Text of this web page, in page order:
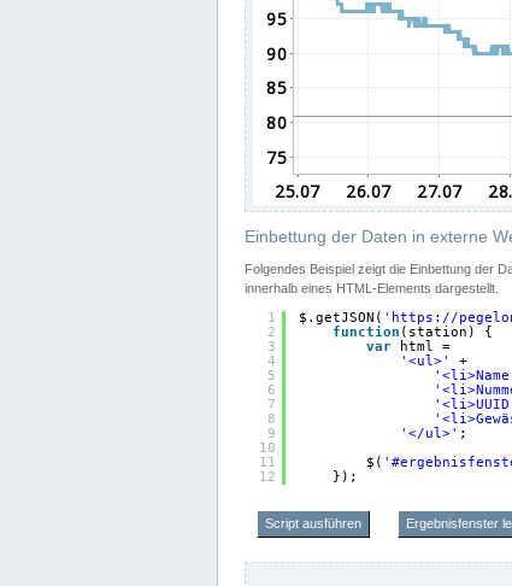
Einbettung der Daten in externe
Folgendes Beispiel zeigt die Einbettung der
innerhalb eines HTML-Elements dargestellt.
1
2
3
4
5
6
7
8
9
10
11
12
$.getJSON( ' https://
function (station) {
var
html =
'<ul>'
+
'</ul>' ;
$(
});
Script ausführen Ergebnisfenster